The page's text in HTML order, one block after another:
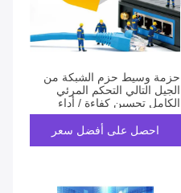
حزمة وسيط حزم الشبكة من
الجيل التالي التحكم المرئي
الكامل تحسين كفاءة / أداء
الشبكة
احصل على أفضل سعر